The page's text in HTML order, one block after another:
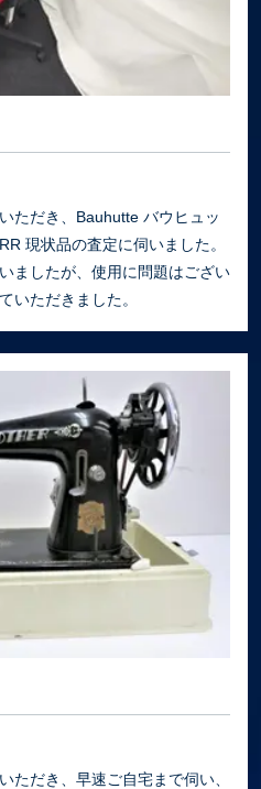
ただき、Bauhutte バウヒュッ
現状品の査定に伺いました。
ましたが、使用に問題はござい
いただきました。
ただき、早速ご自宅まで伺い、